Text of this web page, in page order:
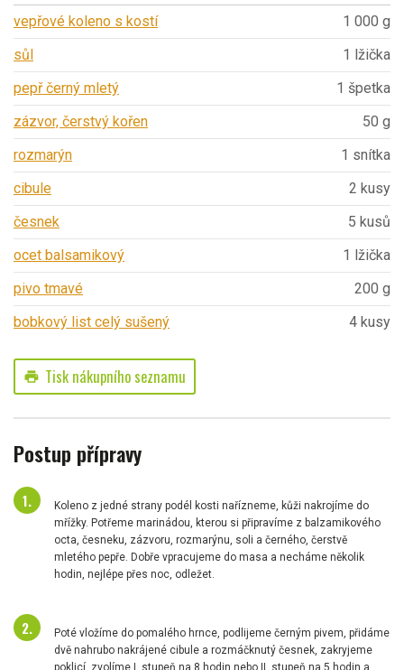
vepřové koleno s kostí
1 000 g
sůl
1 lžička
pepř černý mletý
1 špetka
zázvor, čerstvý kořen
50 g
rozmarýn
1 snítka
cibule
2 kusy
česnek
5 kusů
ocet balsamikový
1 lžička
pivo tmavé
200 g
bobkový list celý sušený
4 kusy
print Tisk nákupního seznamu
Postup přípravy
Koleno z jedné strany podél kosti nařízneme, kůži nakrojíme do
mřížky. Potřeme marinádou, kterou si připravíme z balzamikového
octa, česneku, zázvoru, rozmarýnu, soli a černého, čerstvě
mletého pepře. Dobře vpracujeme do masa a necháme několik
hodin, nejlépe přes noc, odležet.
Poté vložíme do pomalého hrnce, podlijeme černým pivem, přidáme
dvě nahrubo nakrájené cibule a rozmáčknutý česnek, zakryjeme